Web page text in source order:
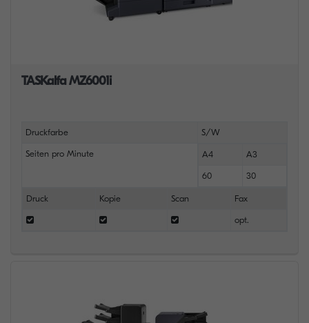
TASKalfa MZ6001i
Druckfarbe S/W
Seiten pro Minute A4 A3
60 30
Druck Kopie Scan Fax
opt.